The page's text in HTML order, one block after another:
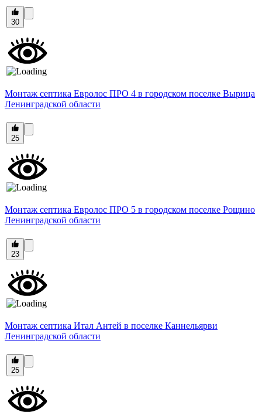
30
Монтаж септика Евролос ПРО 4 в городском поселке Вырица
Ленинградской области
25
Монтаж септика Евролос ПРО 5 в городском поселке Рощино
Ленинградской области
23
Монтаж септика Итал Антей в поселке Каннельярви
Ленинградской области
25